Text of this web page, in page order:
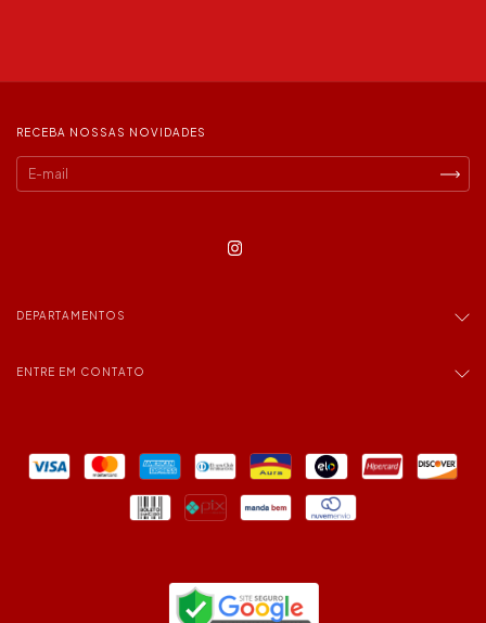
RECEBA NOSSAS NOVIDADES
DEPARTAMENTOS
ENTRE EM CONTATO